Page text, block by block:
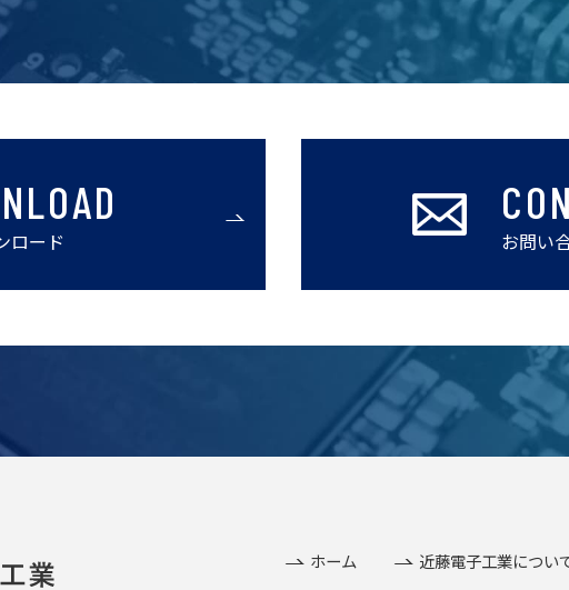
ロード お問い
ホーム 近藤電子工業につい